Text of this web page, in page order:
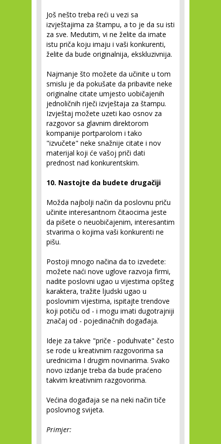
Još nešto treba reći u vezi sa
izvještajima za štampu, a to je da su isti
za sve. Medutim, vi ne želite da imate
istu priča koju imaju i vaši konkurenti,
želite da bude originalnija, ekskluzivnija.
Najmanje što možete da učinite u tom
smislu je da pokušate da pribavite neke
originalne citate umjesto uobičajenih
jednoličnih riječi izvještaja za štampu.
Izvještaj možete uzeti kao osnov za
razgovor sa glavnim direktorom
kompanije portparolom i tako
"izvučete" neke snažnije citate i nov
materijal koji će vašoj priči dati
prednost nad konkurentskim.
10. Nastojte da budete drugačiji
Možda najbolji način da poslovnu priču
učinite interesantnom čitaocima jeste
da pišete o neuobičajenim, interesantim
stvarima o kojima vaši konkurenti ne
pišu.
Postoji mnogo načina da to izvedete:
možete naći nove uglove razvoja firmi,
nadite poslovni ugao u vijestima opšteg
karaktera, tražite ljudski ugao u
poslovnim vijestima, ispitajte trendove
koji potiču od - i mogu imati dugotrajniji
značaj od - pojedinačnih događaja.
Ideje za takve "priče - poduhvate" često
se rode u kreativnim razgovorima sa
urednicima I drugim novinarima. Svako
novo izdanje treba da bude praćeno
takvim kreativnim razgovorima.
Većina događaja se na neki način tiče
poslovnog svijeta.
Primjer: